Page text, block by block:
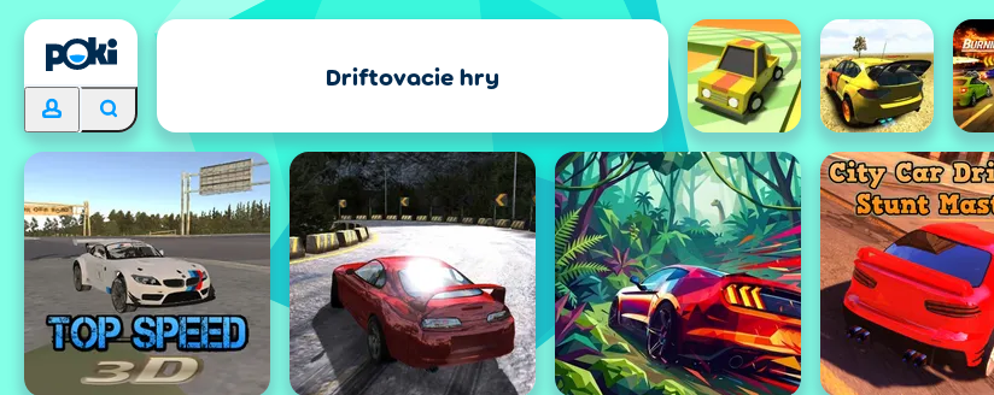
Driftovacie hry